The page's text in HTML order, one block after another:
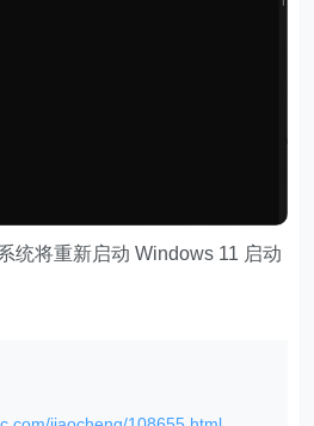
将重新启动 Windows 11 启动